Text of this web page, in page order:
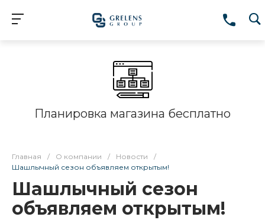
Планировка магазина бесплатно
Главная / О компании / Новости
/
Шашлычный сезон объявляем открытым!
Шашлычный сезон
объявляем открытым!